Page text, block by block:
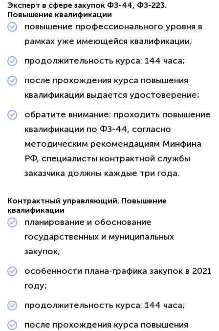
Эксперт в сфере закупок ФЗ-44, ФЗ-223.
Повышение квалификации
повышение профессионального уровня в
рамках уже имеющейся квалификации; ​​​​​​​​​​​​​
продолжительность курса: 144 часа;
после прохождения курса повышения
квалификации выдается удостоверение;
обратите внимание: проходить повышение
квалификации по ФЗ-44, согласно
методическим рекомендациям Минфина
РФ, специалисты контрактной службы
заказчика должны каждые три года.
Контрактный управляющий. Повышение
квалификации
планирование и обоснование
государственных и муниципальных
закупок; ​​​​​​
особенности плана-графика закупок в 2021
году; ​​​​​​
продолжительность курса: 144 часа;​​​
после прохождения курса повышения